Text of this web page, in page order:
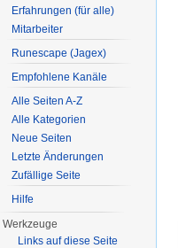
Erfahrungen (für alle)
Mitarbeiter
Runescape (Jagex)
Empfohlene Kanäle
Alle Seiten A-Z
Alle Kategorien
Neue Seiten
Letzte Änderungen
Zufällige Seite
Hilfe
Werkzeuge
Links auf diese Seite